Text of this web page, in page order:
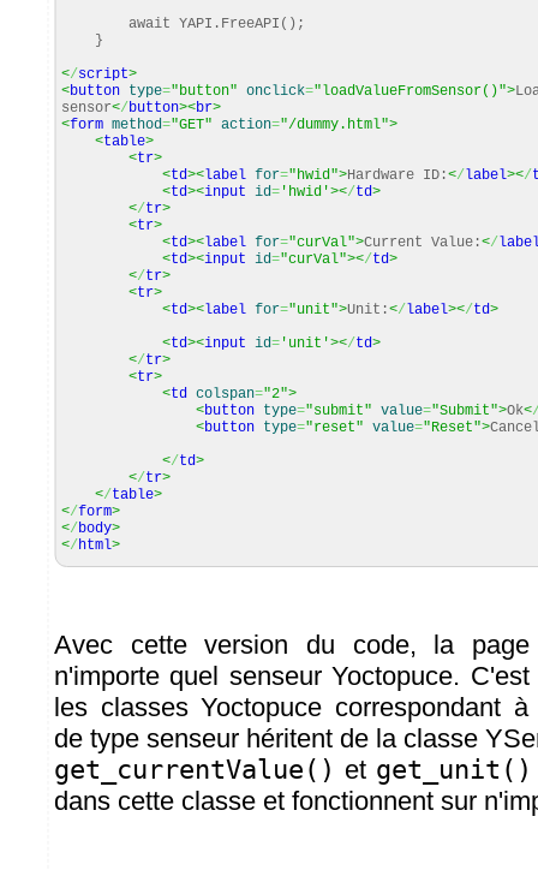
await YAPI.FreeAPI();
}
</script>
<button type="button" onclick="loadValueFromSensor()">
sensor</button><br>
<form method="GET" action="/dummy.html">
<table>
<tr>
<td><label for="hwid">Hardware ID:</ label></
<td><input id= 'hwid'></td>
</tr>
<tr>
<td><label for="curVal">Current Value:</
<td><input id="curVal"></td>
</tr>
<tr>
<td><label for="unit">Unit:</ label></td>
<td><input id= 'unit'></td>
</tr>
<tr>
<td colspan="2">
<button type="submit" value="Submit">Ok<
<button type="reset" value="Reset">
</td>
</tr>
</table>
</form>
</body>
</html>
Avec cette version du code, la page
n'importe quel senseur Yoctopuce.
les classes Yoctopuce correspondant
de type senseur héritent de la classe
get_currentValue() et get_unit()
dans cette classe et fonctionnent sur